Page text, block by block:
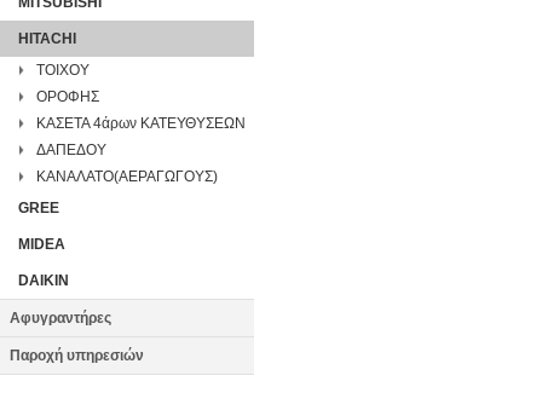
HITACHI
ΤΟΙΧΟΥ
ΟΡΟΦΗΣ
ΚΑΣΕΤΑ 4άρων ΚΑΤΕΥΘΥΣΕΩΝ
ΔΑΠΕΔΟΥ
ΚΑΝΑΛΑΤΟ(ΑΕΡΑΓΩΓΟΥΣ)
GREE
MIDEA
DAIKIN
Αφυγραντήρες
Παροχή υπηρεσιών